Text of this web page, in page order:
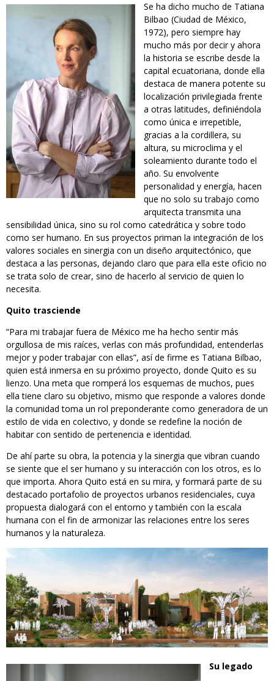
Se ha dicho mucho de Tatiana
Bilbao (Ciudad de México,
1972), pero siempre hay
mucho más por decir y ahora
la historia se escribe desde la
capital ecuatoriana, donde ella
destaca de manera potente su
localización privilegiada frente
a otras latitudes, definiéndola
como única e irrepetible,
gracias a la cordillera, su
altura, su microclima y el
soleamiento durante todo el
año. Su envolvente
personalidad y energía, hacen
que no solo su trabajo como
arquitecta transmita una
sensibilidad única, sino su rol como catedrática y sobre todo
como ser humano. En sus proyectos priman la integración de los
valores sociales en sinergia con un diseño arquitectónico, que
destaca a las personas, dejando claro que para ella este oficio no
se trata solo de crear, sino de hacerlo al servicio de quien lo
necesita.
Quito trasciende
“Para mi trabajar fuera de México me ha hecho sentir más
orgullosa de mis raíces, verlas con más profundidad, entenderlas
mejor y poder trabajar con ellas”, así de firme es Tatiana Bilbao,
quien está inmersa en su próximo proyecto, donde Quito es su
lienzo. Una meta que romperá los esquemas de muchos, pues
ella tiene claro su objetivo, mismo que responde a valores donde
la comunidad toma un rol preponderante como generadora de un
estilo de vida en colectivo, y donde se redefine la noción de
habitar con sentido de pertenencia e identidad.
De ahí parte su obra, la potencia y la sinergia que vibran cuando
se siente que el ser humano y su interacción con los otros, es lo
que importa. Ahora Quito está en su mira, y formará parte de su
destacado portafolio de proyectos urbanos residenciales, cuya
propuesta dialogará con el entorno y también con la escala
humana con el fin de armonizar las relaciones entre los seres
humanos y la naturaleza.
Su legado